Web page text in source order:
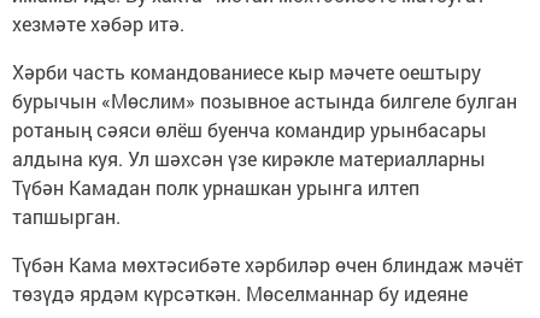
хезмәте хәбәр итә.
Хәрби часть командованиесе кыр мәчете оештыру
бурычын «Мөслим» позывное астында билгеле булган
ротаның сәяси өлёш буенча командир урынбасары
алдына куя. Ул шәхсән үзе кирәкле материалларны
Түбән Камадан полк урнашкан урынга илтеп
тапшырган.
Түбән Кама мөхтәсибәте хәрбиләр өчен блиндаж мәчёт
төзүдә ярдәм күрсәткән. Мөселманнар бу идеяне